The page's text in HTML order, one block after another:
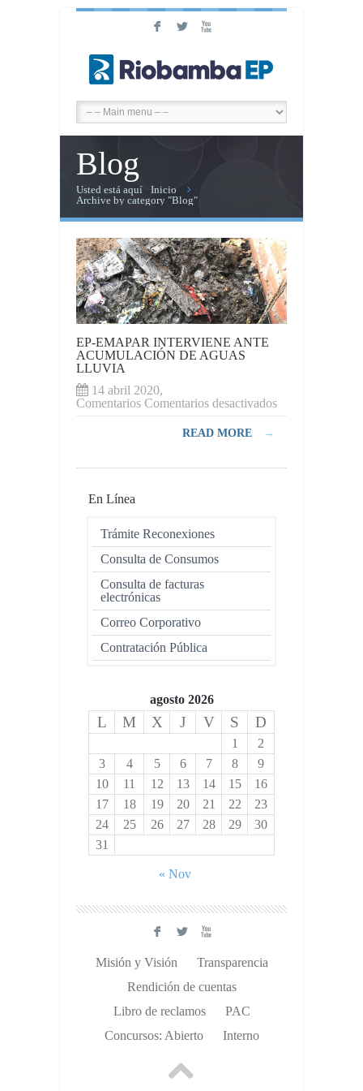
F L X
Blog
Usted está aquí
Inicio
Archive by category "Blog"
EP-EMAPAR INTERVIENE ANTE
ACUMULACIÓN DE AGUAS
LLUVIA
14 abril 2020,
Comentarios Comentarios desactivadosen
READ MORE →
En Línea
Trámite Reconexiones
Consulta de Consumos
Consulta de facturas
electrónicas
Correo Corporativo
Contratación Pública
agosto 2026
L M X J V S D
1
2
3
4 5 6 7 8
9
10
11 12 13 14 15
16
17
18 19 20 21 22
23
24
25 26 27 28 29
30
31
« Nov
F L X
Misión y Visión
Transparencia
Rendición de cuentas
Libro de reclamos
PAC
Concursos: Abierto
Interno